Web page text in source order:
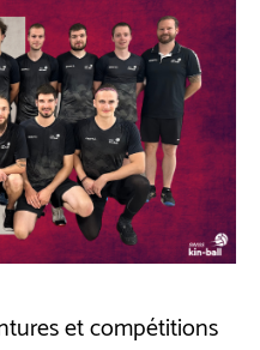
et compétitions